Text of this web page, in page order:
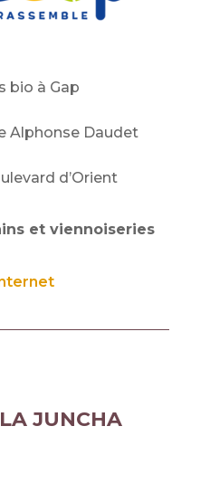
bio à Gap
Alphonse Daudet
d’Orient
et viennoiseries
JUNCHA